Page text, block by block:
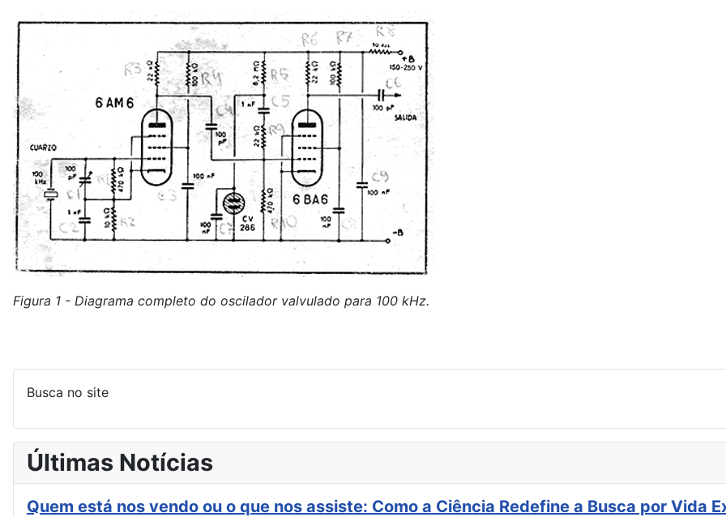
Figura 1 - Diagrama completo do oscilador valvulado para 100 kHz.
Busca no site
Últimas Notícias
Quem está nos vendo ou o que nos assiste: Como a Ciência Redefine a Busca por Vida